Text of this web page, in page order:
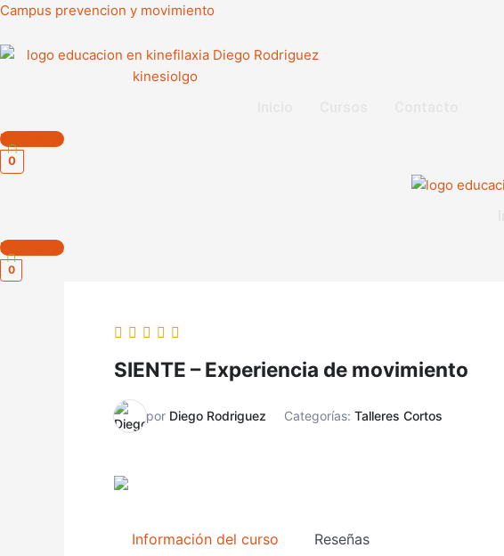
Ir
contenido
Campus prevencion y movimiento
Mi Cuenta
0
Mi Cuenta
0
SIENTE – Experiencia de movimiento
por Diego Rodriguez Categorías:Talleres Cortos
Información del curso Reseñas